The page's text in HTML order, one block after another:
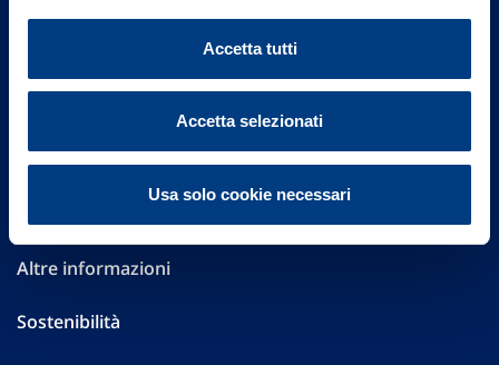
Accetta tutti
Accetta selezionati
Usa solo cookie necessari
Governance
Altre informazioni
Sostenibilità